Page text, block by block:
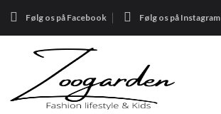
Følg os på Facebook Følg os på Instagram